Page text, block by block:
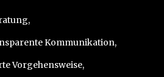
Kommunikation,
Vorgehensweise,